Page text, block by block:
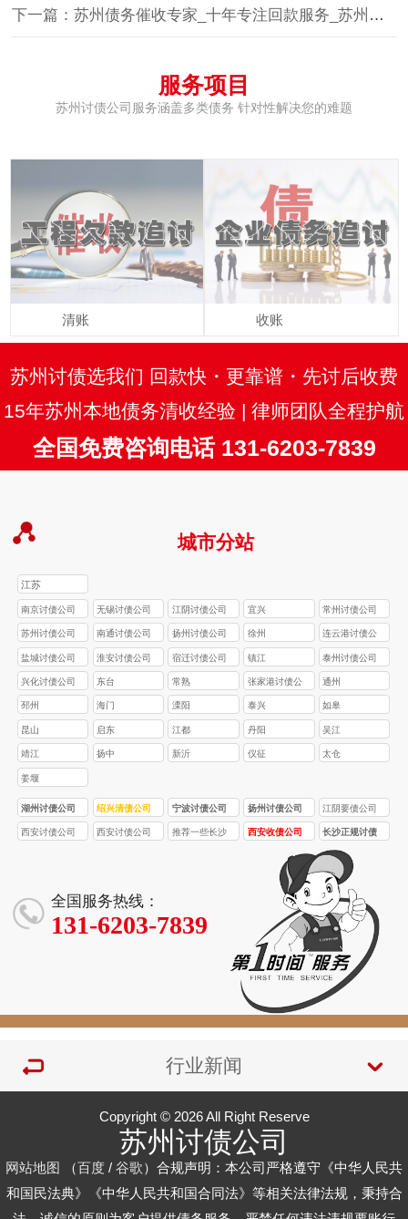
下一篇：苏州债务催收专家_十年专注回款服务_苏州讨债公司优选品牌
服务项目
苏州讨债公司服务涵盖多类债务 针对性解决您的难题
清账 收账
苏州讨债选我们 回款快・更靠谱・先讨后收费
15年苏州本地债务清收经验 | 律师团队全程护航
全国免费咨询电话 131-6203-7839
城市分站
江苏
南京讨债公司 无锡讨债公司 江阴讨债公司 宜兴 常州讨债公司
苏州讨债公司 南通讨债公司 扬州讨债公司 徐州
连云港讨债公
司
盐城讨债公司 淮安讨债公司 宿迁讨债公司 镇江 泰州讨债公司
兴化讨债公司 东台 常熟
张家港讨债公
司
通州
邳州 海门 溧阳 泰兴 如皋
昆山 启东 江都 丹阳 吴江
靖江 扬中 新沂 仪征 太仓
姜堰
湖州讨债公司 绍兴清债公司 宁波讨债公司 扬州讨债公司 江阴要债公司
西安讨债公司
验，5 亿 + 追
回欠款
西安讨债公司
务，3000 + 案
例零投诉
推荐一些长沙
西安收债公司
专业处理疑难
债务！西安讨
债 / 要债公司，
93% 成功率，
服务全西安
长沙正规讨债
公司的收费标
准受哪些因素
影响？
全国服务热线：
131-6203-7839
行业新闻
Copyright © 2026 All Right Reserve
苏州讨债公司
网站地图 （百度 / 谷歌）合规声明：本公司严格遵守《中华人民共
和国民法典》《中华人民共和国合同法》等相关法律法规，秉持合